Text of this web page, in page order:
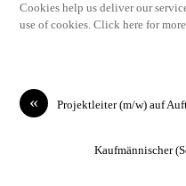
Cookies help us deliver our
use of cookies. Click here for
« Projektleiter (m/w) auf
Kaufmännischer